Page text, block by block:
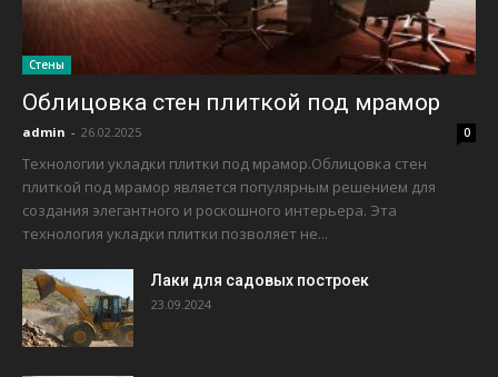
Стены
Облицовка стен плиткой под мрамор
admin - 26.02.2025 0
Технологии укладки плитки под мрамор.Облицовка стен
плиткой под мрамор является популярным решением для
создания элегантного и роскошного интерьера. Эта
технология укладки плитки позволяет не...
Лаки для садовых построек
23.09.2024